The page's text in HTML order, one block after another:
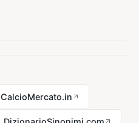
CalcioMercato.in